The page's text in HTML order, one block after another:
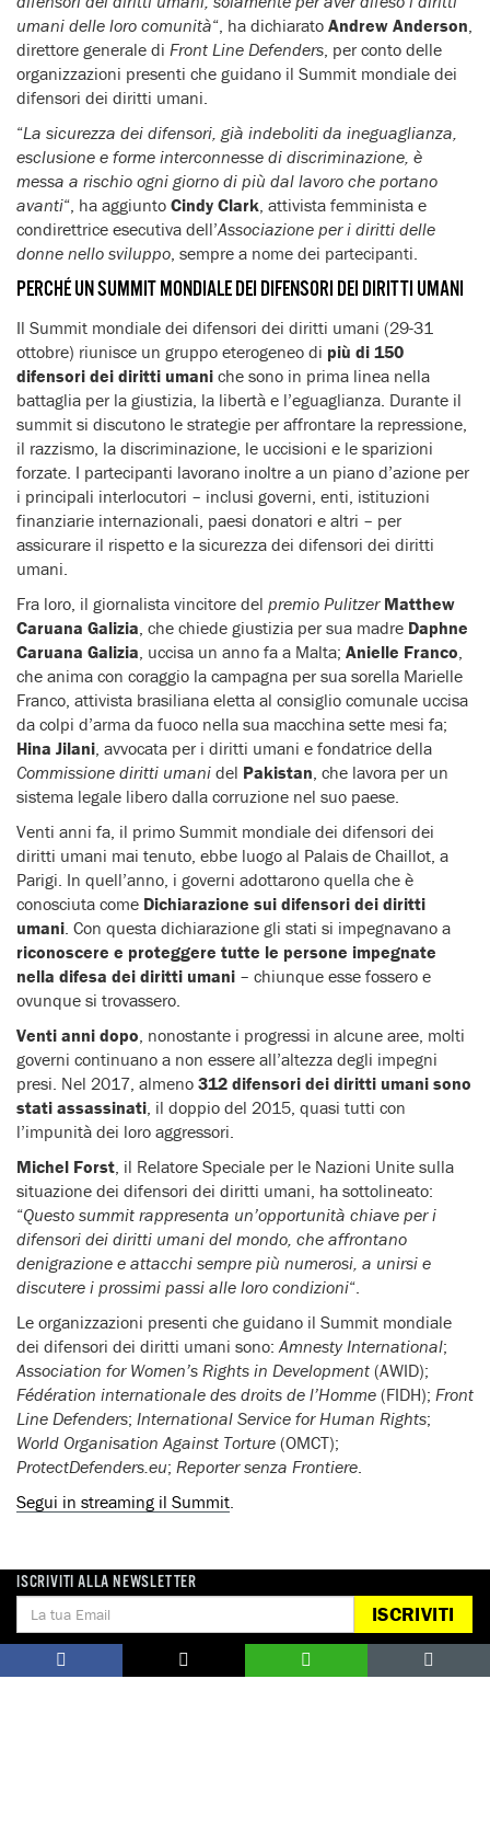
umani delle loro comunità“, ha dichiarato Andrew Anderson
direttore generale di Front Line Defenders , per conto delle
organizzazioni presenti che guidano il Summit mondiale dei
difensori dei diritti umani.
“La sicurezza dei difensori, già indeboliti da ineguaglianza,
esclusione e forme interconnesse di discriminazione, è
messa a rischio ogni giorno di più dal lavoro che portano
avanti“, ha aggiunto Cindy Clark , attivista femminista e
condirettrice esecutiva dell’Associazione per i diritti delle
donne nello sviluppo , sempre a nome dei partecipanti.
PERCHÉ UN SUMMIT MONDIALE DEI DIFENSORI DEI DIRITTI UMANI
Il Summit mondiale dei difensori dei diritti umani (29-31
ottobre) riunisce un gruppo eterogeneo di più di 150
difensori dei diritti umani che sono in prima linea nella
battaglia per la giustizia, la libertà e l’eguaglianza. Durante il
summit si discutono le strategie per affrontare la repressione,
il razzismo, la discriminazione, le uccisioni e le sparizioni
forzate. I partecipanti lavorano inoltre a un piano d’azione per
i principali interlocutori – inclusi governi, enti, istituzioni
finanziarie internazionali, paesi donatori e altri – per
assicurare il rispetto e la sicurezza dei difensori dei diritti
umani.
Fra loro, il giornalista vincitore del premio Pulitzer Matthew
Caruana Galizia , che chiede giustizia per sua madre Daphne
Caruana Galizia , uccisa un anno fa a Malta; Anielle Franco
che anima con coraggio la campagna per sua sorella Marielle
Franco, attivista brasiliana eletta al consiglio comunale uccisa
da colpi d’arma da fuoco nella sua macchina sette mesi fa;
Hina Jilani , avvocata per i diritti umani e fondatrice della
Commissione diritti umani del Pakistan , che lavora per un
sistema legale libero dalla corruzione nel suo paese.
Venti anni fa, il primo Summit mondiale dei difensori dei
diritti umani mai tenuto, ebbe luogo al Palais de Chaillot, a
Parigi. In quell’anno, i governi adottarono quella che è
conosciuta come Dichiarazione sui difensori dei diritti
umani . Con questa dichiarazione gli stati si impegnavano a
riconoscere e proteggere tutte le persone impegnate
nella difesa dei diritti umani – chiunque esse fossero e
ovunque si trovassero.
Venti anni dopo , nonostante i progressi in alcune aree, molti
governi continuano a non essere all’altezza degli impegni
presi. Nel 2017, almeno 312 difensori dei diritti umani sono
stati assassinati , il doppio del 2015, quasi tutti con
l’impunità dei loro aggressori.
Michel Forst , il Relatore Speciale per le Nazioni Unite sulla
situazione dei difensori dei diritti umani, ha sottolineato:
“Questo summit rappresenta un’opportunità chiave per i
difensori dei diritti umani del mondo, che affrontano
denigrazione e attacchi sempre più numerosi, a unirsi e
discutere i prossimi passi alle loro condizioni“.
Le organizzazioni presenti che guidano il Summit mondiale
dei difensori dei diritti umani sono: Amnesty International;
Association for Women’s Rights in Development (AWID);
Fédération internationale des droits de l’Homme (FIDH); Front
Line Defenders; International Service for Human Rights;
World Organisation Against Torture (OMCT);
ProtectDefenders.eu; Reporter senza Frontiere
Segui in streaming il Summit
ATTIVATI ORA
ISCRIVITI ALLA NEWSLETTER
ISCRIVITI